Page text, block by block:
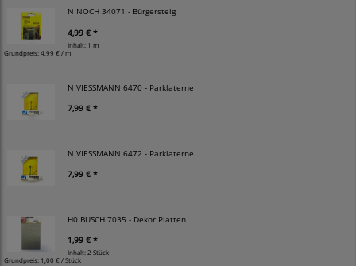
N NOCH 34071 - Bürgersteig
4,99 € *
Inhalt: 1 m
Grundpreis:4,99 € / m
N VIESSMANN 6470 - Parklaterne
7,99 € *
N VIESSMANN 6472 - Parklaterne
7,99 € *
H0 BUSCH 7035 - Dekor Platten
1,99 € *
Inhalt: 2 Stück
Grundpreis: 1,00 € / Stück